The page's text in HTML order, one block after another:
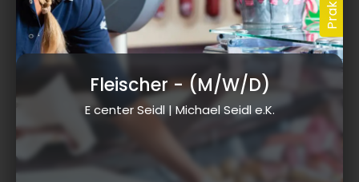
Fleischer- (M/W/D)
E center Seidl | Michael Seidl e.K.